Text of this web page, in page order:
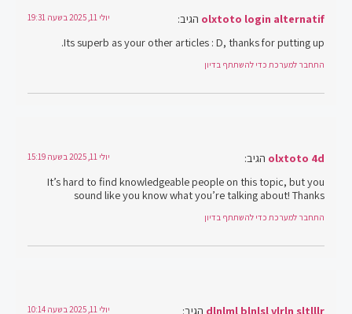
olxtoto login alternatif הגיב: יולי 11, 2025 בשעה 19:31
Its superb as your other articles : D, thanks for putting up.
התחבר למערכת כדי להשתתף בדיון
olxtoto 4d הגיב: יולי 11, 2025 בשעה 15:19
It’s hard to find knowledgeable people on this topic, but you
sound like you know what you’re talking about! Thanks
התחבר למערכת כדי להשתתף בדיון
dlnlml blnlsl vlrln sltlllr הגיב: יולי 11, 2025 בשעה 10:14